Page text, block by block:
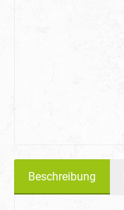
Beschreibung